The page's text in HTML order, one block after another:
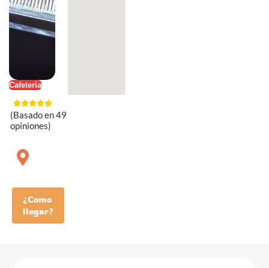
Cafetería
(Basado en 49
opiniones)
¿Como
llegar?